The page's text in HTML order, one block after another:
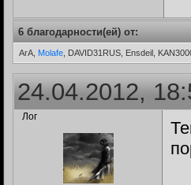
6 благодарности(ей) от:
ArA, Molafe , DAVID31RUS, Ensdeil,
24.04.2012,
Лог